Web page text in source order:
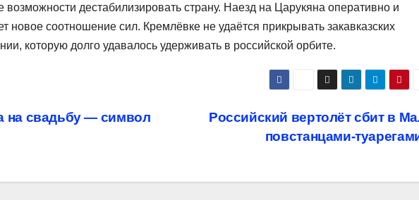
возможности дестабилизировать страну. Наезд на Царукяна оперативно и
новое соотношение сил. Кремлёвке не удаётся прикрывать закавказских
которую долго удавалось удерживать в российской орбите.
Российский вертолёт сбит в
повстанцами-
на свадьбу — символ